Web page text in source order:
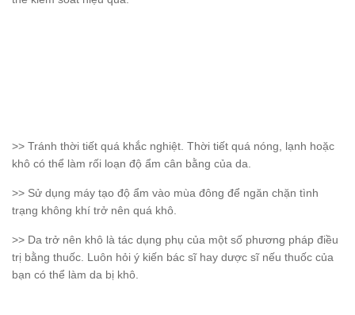
>> Tránh thời tiết quá khắc nghiệt. Thời tiết quá nóng, lạnh hoặc
khô có thể làm rối loạn độ ẩm cân bằng của da.
>> Sử dụng máy tạo độ ẩm vào mùa đông để ngăn chặn tình
trạng không khí trở nên quá khô.
>> Da trở nên khô là tác dụng phụ của một số phương pháp điều
trị bằng thuốc. Luôn hỏi ý kiến bác sĩ hay dược sĩ nếu thuốc của
bạn có thể làm da bị khô.